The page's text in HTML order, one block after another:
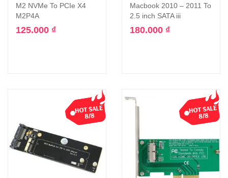
M2 NVMe To PCIe X4
M2P4A
125.000 ₫
Macbook 2010 – 2011 To
2.5 inch SATA iii
180.000 ₫